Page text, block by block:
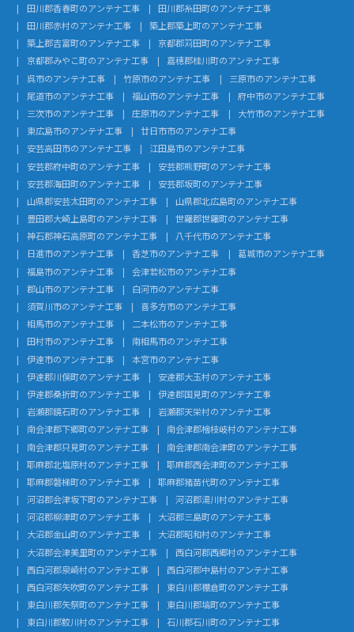
田川郡香春町のアンテナ工事
田川郡糸田町のアンテナ工事
田川郡赤村のアンテナ工事
築上郡築上町のアンテナ工事
築上郡吉富町のアンテナ工事
京都郡苅田町のアンテナ工事
京都郡みやこ町のアンテナ工事
嘉穂郡桂川町のアンテナ工事
呉市のアンテナ工事
竹原市のアンテナ工事
三原市のアンテナ工事
尾道市のアンテナ工事
福山市のアンテナ工事
府中市のアンテナ工事
三次市のアンテナ工事
庄原市のアンテナ工事
大竹市のアンテナ工事
東広島市のアンテナ工事
廿日市市のアンテナ工事
安芸高田市のアンテナ工事
江田島市のアンテナ工事
安芸郡府中町のアンテナ工事
安芸郡熊野町のアンテナ工事
安芸郡海田町のアンテナ工事
安芸郡坂町のアンテナ工事
山県郡安芸太田町のアンテナ工事
山県郡北広島町のアンテナ工事
豊田郡大崎上島町のアンテナ工事
世羅郡世羅町のアンテナ工事
神石郡神石高原町のアンテナ工事
八千代市のアンテナ工事
日進市のアンテナ工事
香芝市のアンテナ工事
葛城市のアンテナ工事
福島市のアンテナ工事
会津若松市のアンテナ工事
郡山市のアンテナ工事
白河市のアンテナ工事
須賀川市のアンテナ工事
喜多方市のアンテナ工事
相馬市のアンテナ工事
二本松市のアンテナ工事
田村市のアンテナ工事
南相馬市のアンテナ工事
伊達市のアンテナ工事
本宮市のアンテナ工事
伊達郡川俣町のアンテナ工事
安達郡大玉村のアンテナ工事
伊達郡桑折町のアンテナ工事
伊達郡国見町のアンテナ工事
岩瀬郡鏡石町のアンテナ工事
岩瀬郡天栄村のアンテナ工事
南会津郡下郷町のアンテナ工事
南会津郡檜枝岐村のアンテナ工事
南会津郡只見町のアンテナ工事
南会津郡南会津町のアンテナ工事
耶麻郡北塩原村のアンテナ工事
耶麻郡西会津町のアンテナ工事
耶麻郡磐梯町のアンテナ工事
耶麻郡猪苗代町のアンテナ工事
河沼郡会津坂下町のアンテナ工事
河沼郡湯川村のアンテナ工事
河沼郡柳津町のアンテナ工事
大沼郡三島町のアンテナ工事
大沼郡金山町のアンテナ工事
大沼郡昭和村のアンテナ工事
大沼郡会津美里町のアンテナ工事
西白河郡西郷村のアンテナ工事
西白河郡泉崎村のアンテナ工事
西白河郡中島村のアンテナ工事
西白河郡矢吹町のアンテナ工事
東白川郡棚倉町のアンテナ工事
東白川郡矢祭町のアンテナ工事
東白川郡塙町のアンテナ工事
東白川郡鮫川村のアンテナ工事
石川郡石川町のアンテナ工事